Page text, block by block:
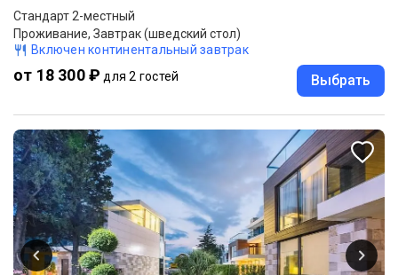
Стандарт 2-местный
Проживание, Завтрак (шведский стол)
Включен континентальный завтрак
от 18 300 ₽ для 2 гостей Выбрать